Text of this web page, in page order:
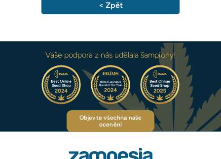
< Zpět
Vaše podpora z nás udělala šampiony!
Objevte všechna naše
ocenění